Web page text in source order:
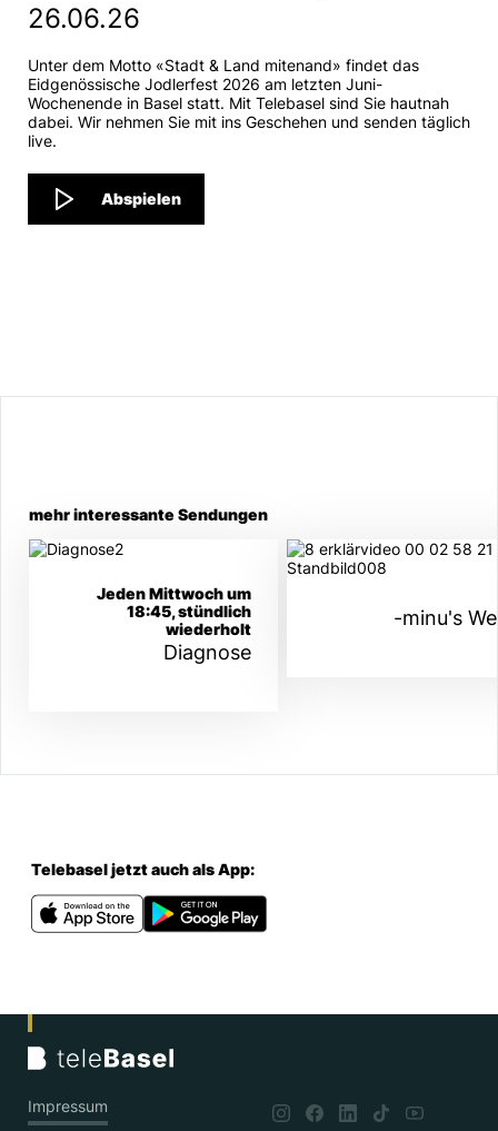
26.06.26
Unter dem Motto «Stadt & Land mitenand» findet das
Eidgenössische Jodlerfest 2026 am letzten Juni-
Wochenende in Basel statt. Mit Telebasel sind Sie hautnah
dabei. Wir nehmen Sie mit ins Geschehen und senden täglich
live.
Abspielen
mehr interessante Sendungen
Diagnose
Jeden Mittwoch um
18:45, stündlich
wiederholt
-minu's
Telebasel jetzt auch als App:
Impressum